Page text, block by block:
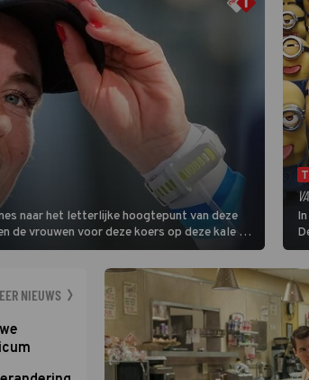
naar het letterlijke hoogtepunt van deze
de vrouwen voor deze koers op deze kale col
is vlak.
NIEUWS